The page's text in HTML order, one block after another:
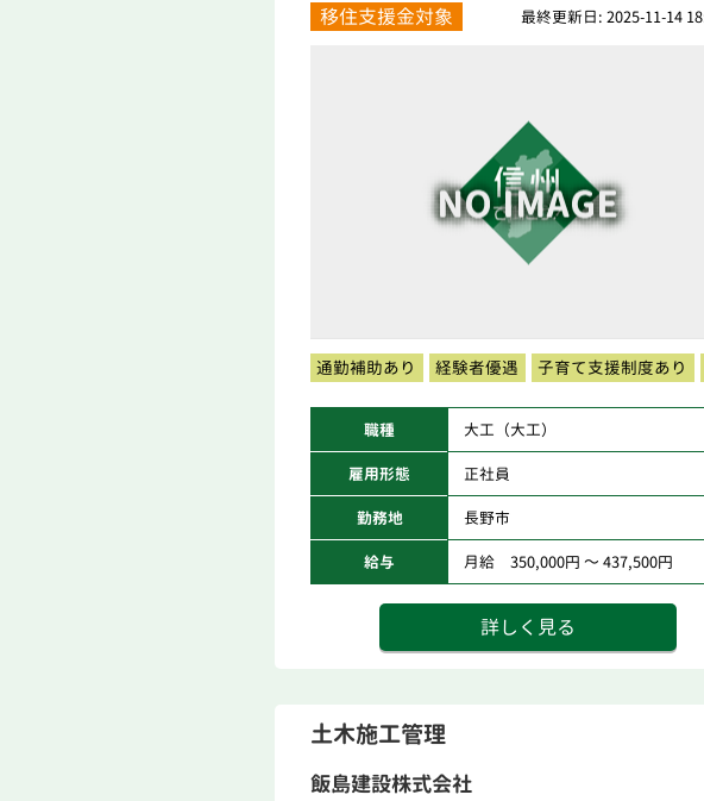
移住支援金対象 最終更新日: 2025-11-14
通勤補助あり 経験者優遇 子育て支援制度あり
職種 大工（大工）
雇用形態 正社員
勤務地 長野市
給与 月給 350,000円 ～ 437,500円
詳しく見る
土木施工管理
飯島建設株式会社